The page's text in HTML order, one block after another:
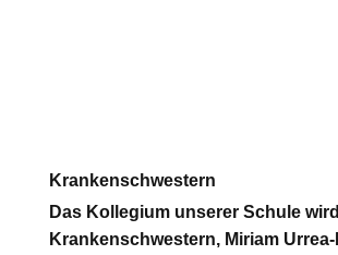
Krankenschwestern
Das Kollegium unserer Schule
Krankenschwestern,Miriam Urrea-